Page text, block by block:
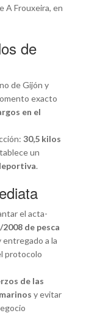
A Frouxeira, en
de
de Gijón y
exacto
en el
30,5 kilos
un
.
el acta-
2008 de pesca
entregado a la
protocolo
de las
y evitar